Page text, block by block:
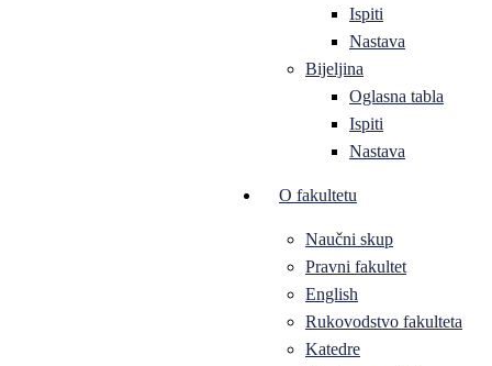
Ispiti
Nastava
Bijeljina
Oglasna tabla
Ispiti
Nastava
O fakultetu
Naučni skup
Pravni fakultet
English
Rukovodstvo fakulteta
Katedre